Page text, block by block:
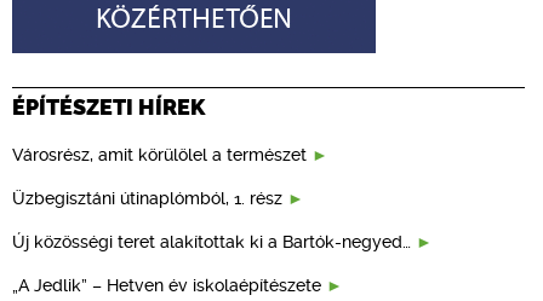
ÉPÍTÉSZETI HÍREK
Városrész, amit körülölel a természet
Üzbegisztáni útinaplómból, 1. rész
Új közösségi teret alakítottak ki a Bartók-negyed…
„A Jedlik” – Hetven év iskolaépítészete